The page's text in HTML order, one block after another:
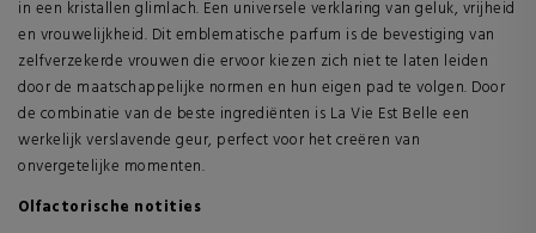
in een kristallen glimlach. Een universele verklaring van geluk, vrijheid
en vrouwelijkheid. Dit emblematische parfum is de bevestiging van
zelfverzekerde vrouwen die ervoor kiezen zich niet te laten leiden
door de maatschappelijke normen en hun eigen pad te volgen. Door
de combinatie van de beste ingrediënten is La Vie Est Belle een
werkelijk verslavende geur, perfect voor het creëren van
onvergetelijke momenten.
Olfactorische notities